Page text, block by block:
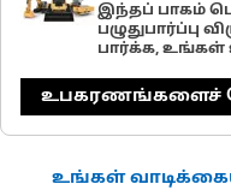
இந்தப் பாகம்
பார்க்க, உங்கள்
உபகரணங்களைச்
உங்கள்